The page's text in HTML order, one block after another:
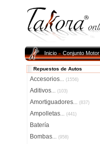
Inicio»Conjunto Motor
Repuestos de Autos
Accesorios... (1556)
Aditivos... (103)
Amortiguadores... (837)
Ampolletas... (441)
Batería
Bombas... (958)